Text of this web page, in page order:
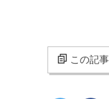
この記